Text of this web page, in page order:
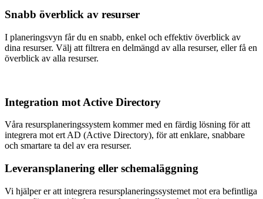
Snabb överblick av resurser
I planeringsvyn får du en snabb, enkel och effektiv överblick av
dina resurser. Välj att filtrera en delmängd av alla resurser, eller få en
överblick av alla resurser.
Integration mot Active Directory
Våra resursplaneringssystem kommer med en färdig lösning för att
integrera mot ert AD (Active Directory), för att enklare, snabbare
och smartare ta del av era resurser.
Leveransplanering eller schemaläggning
Vi hjälper er att integrera resursplaneringssystemet mot era befintliga